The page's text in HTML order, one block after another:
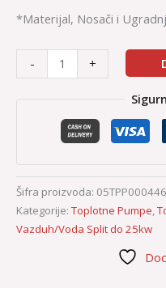
*Materijal, Nosači i
- +
Šifra proizvoda: 05TPP000446
Kategorije: Toplotne Pumpe,
Vazduh/Voda Split do 25kw